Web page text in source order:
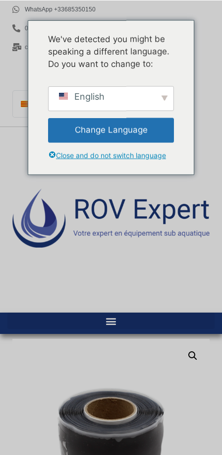
WhatsApp +33685350150
06 85 35 01 50
contact@rov-expert.com
Français
Español
Deutsch
Ελληνικά
We've detected you might be
speaking a different language.
Do you want to change to:
English
Change Language
Close and do not switch language